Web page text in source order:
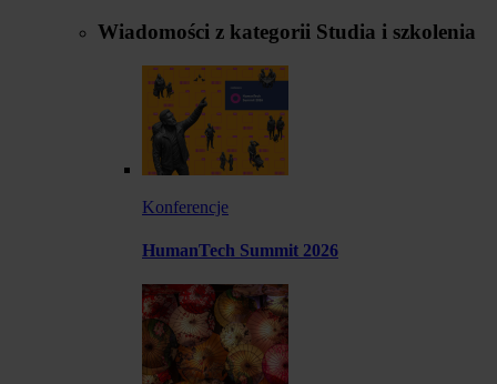
Wiadomości z kategorii Studia i szkolenia
Konferencje
HumanTech Summit 2026